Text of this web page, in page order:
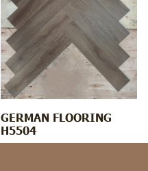
GERMAN FLOORING
H5504